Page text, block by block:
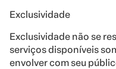
Exclusividade
Exclusividade não se
serviços disponíveis
envolver com seu